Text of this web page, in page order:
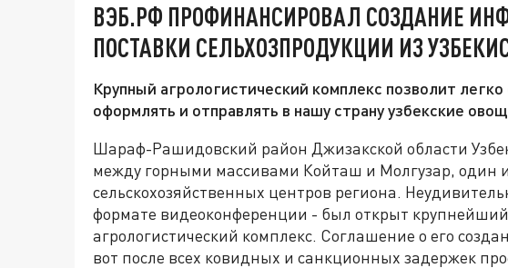
ВЭБ.РФ ПРОФИНАНСИРОВАЛ СОЗДАНИЕ
ПОСТАВКИ СЕЛЬХОЗПРОДУКЦИИ ИЗ
Крупный агрологистический комплекс позволит
оформлять и отправлять в нашу страну узбекские
Шараф-Рашидовский район Джизакской области
между горными массивами Койташ и Молгузар, один
сельскохозяйственных центров региона.
формате видеоконференции - был открыт крупнейший
агрологистический комплекс. Соглашение о его
вот после всех ковидных и санкционных задержек